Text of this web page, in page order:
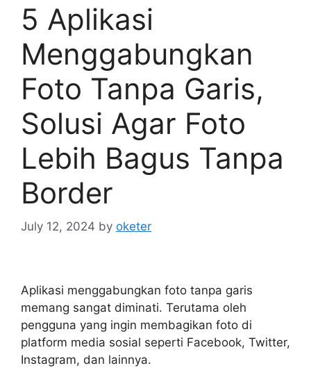
5 Aplikasi
Menggabungkan
Foto Tanpa Garis,
Solusi Agar Foto
Lebih Bagus Tanpa
Border
July 12, 2024 by oketer
Aplikasi menggabungkan foto tanpa garis
memang sangat diminati. Terutama oleh
pengguna yang ingin membagikan foto di
platform media sosial seperti Facebook, Twitter,
Instagram, dan lainnya.